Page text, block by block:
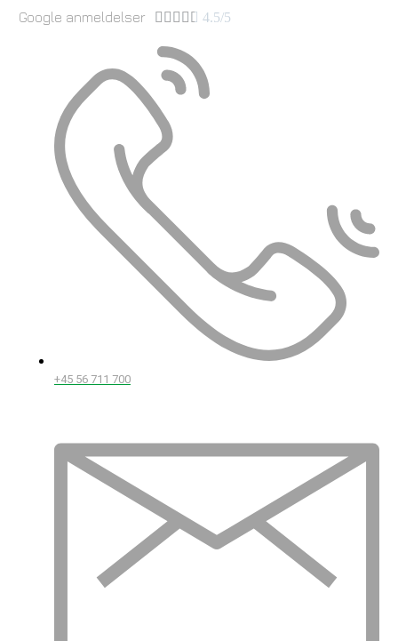
Google anmeldelser      4.5/5
+45 56 711 700